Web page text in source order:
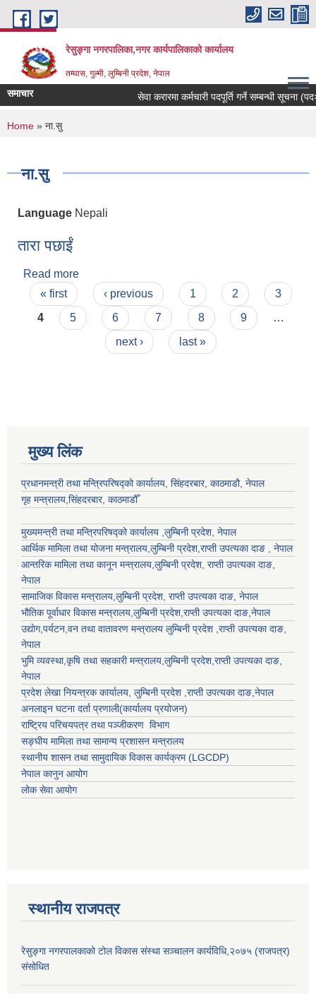
Skip to main content
रेसुङ्गा नगरपालिका,नगर कार्यपालिकाको कार्यालय
तम्घास, गुल्मी, लुम्बिनी प्रदेश, नेपाल
समाचार सेवा करारमा कर्मचारी पदपूर्ति गर्ने सम्बन्धी सूचना (पदः
You are here
Home » ना.सु
ना.सु
Language Nepali
तारा पछाईं
Read more
Pages
« first ‹ previous 1 2
3
4
5 6 7 8 9
…
next ›
last »
मुख्य लिंक
प्रधानमन्त्री तथा मन्त्रिपरिषद्को कार्यालय, सिंहदरबार, काठमाडौ, नेपाल
गृह मन्त्रालय,सिंहदरबार, काठमाडौँ
मुख्यमन्त्री तथा मन्त्रिपरिषद्को कार्यालय ,लुम्बिनी प्रदेश, नेपाल
आर्थिक मामिला तथा योजना मन्त्रालय,लुम्बिनी प्रदेश,राप्ती उपत्यका दाङ , नेपाल
आन्तरिक मामिला तथा कानून मन्त्रालय,लुम्बिनी प्रदेश, राप्ती उपत्यका दाङ,
नेपाल
सामाजिक विकास मन्त्रालय,लुम्बिनी प्रदेश, राप्ती उपत्यका दाङ, नेपाल
भौतिक पूर्वाधार विकास मन्त्रालय,लुम्बिनी प्रदेश,राप्ती उपत्यका दाङ,नेपाल
उद्याेग,पर्यटन,वन तथा वातावरण मन्त्रालय लुम्बिनी प्रदेश ,राप्ती उपत्यका दाङ,
नेपाल
भुमि व्यवस्था,कृषि तथा सहकारी मन्त्रालय,लुम्बिनी प्रदेश,राप्ती उपत्यका दाङ,
नेपाल
प्रदेश लेखा नियन्त्रक कार्यालय, लुम्बिनी प्रदेश ,राप्ती उपत्यका दाङ,नेपाल
अनलाइन घटना दर्ता प्रणाली(कार्यालय प्रयोजन)
राष्ट्रिय परिचयपत्र तथा पञ्जीकरण विभाग
सङ्घीय मामिला तथा सामान्य प्रशासन मन्त्रालय
स्थानीय शासन तथा सामुदायिक विकास कार्यक्रम (LGCDP)
नेपाल कानुन आयोग
लोक सेवा आयोग
स्थानीय राजपत्र
रेसुङ्गा नगरपालकाको टोल विकास संस्था सञ्चालन कार्यविधि,२०७५ (राजपत्र)
संसोधित